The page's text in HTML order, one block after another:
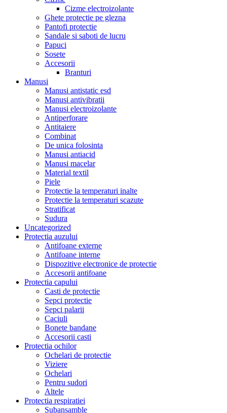
Cizme electroizolante
Ghete protectie pe glezna
Pantofi protectie
Sandale si saboti de lucru
Papuci
Sosete
Accesorii
Branturi
Manusi
Manusi antistatic esd
Manusi antivibratii
Manusi electroizolante
Antiperforare
Antitaiere
Combinat
De unica folosinta
Manusi antiacid
Manusi macelar
Material textil
Piele
Protectie la temperaturi inalte
Protectie la temperaturi scazute
Stratificat
Sudura
Uncategorized
Protectia auzului
Antifoane externe
Antifoane interne
Dispozitive electronice de protectie
Accesorii antifoane
Protectia capului
Casti de protectie
Sepci protectie
Sepci palarii
Caciuli
Bonete bandane
Accesorii casti
Protectia ochilor
Ochelari de protectie
Viziere
Ochelari
Pentru sudori
Altele
Protectia respiratiei
Subansamble